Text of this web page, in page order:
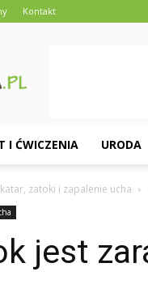
Kontakt
I ĆWICZENIA URODA
zatoki i zapalenie ucha
jest